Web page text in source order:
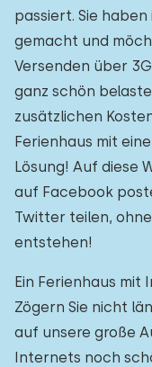
passiert. Sie haben
gemacht und
Versenden über
ganz schön
zusätzlichen
Ferienhaus mit
Lösung! Auf diese
auf Facebook
Twitter teilen,
entstehen!
Ein Ferienhaus mit
Zögern Sie nicht
auf unsere große
Internets noch